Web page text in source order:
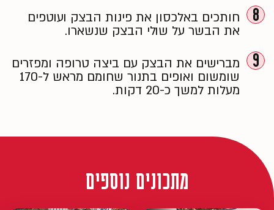
8
חותכים באלכסון את פינות הבצק ועוטפים
את הבשר על שולי הבצק שנשארו.
9
מברישים את הבצק עם ביצה טרופה ומפזרים
שומשום ו⁠אופים בתנור שחומם מראש ל-170
מעלות למשך כ-20 דקות.
מתכונים נוספים